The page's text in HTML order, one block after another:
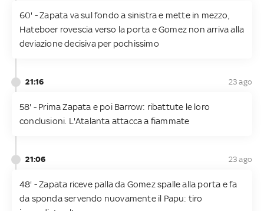
60' - Zapata va sul fondo a sinistra e mette in mezzo,
Hateboer rovescia verso la porta e Gomez non arriva alla
deviazione decisiva per pochissimo
21:16 23 ago
58' - Prima Zapata e poi Barrow: ribattute le loro
conclusioni. L'Atalanta attacca a fiammate
21:06 23 ago
48' - Zapata riceve palla da Gomez spalle alla porta e fa
da sponda servendo nuovamente il Papu: tiro